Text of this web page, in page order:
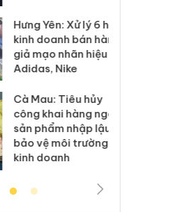
Hưng Yên: Xử lý 6 hộ
kinh doanh bán hàng
giả mạo nhãn hiệu
Adidas, Nike
Cà Mau: Tiêu hủy
công khai hàng ngàn
sản phẩm nhập lậu,
bảo vệ môi trường
kinh doanh